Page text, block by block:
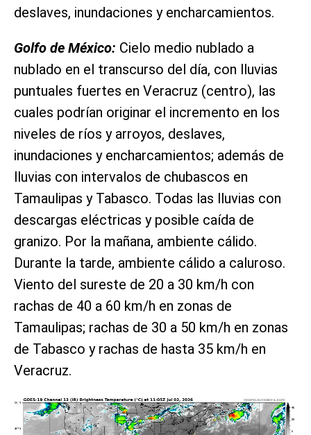
deslaves, inundaciones y encharcamientos.
Golfo de México: Cielo medio nublado a
nublado en el transcurso del día, con lluvias
puntuales fuertes en Veracruz (centro), las
cuales podrían originar el incremento en los
niveles de ríos y arroyos, deslaves,
inundaciones y encharcamientos; además de
lluvias con intervalos de chubascos en
Tamaulipas y Tabasco. Todas las lluvias con
descargas eléctricas y posible caída de
granizo. Por la mañana, ambiente cálido.
Durante la tarde, ambiente cálido a caluroso.
Viento del sureste de 20 a 30 km/h con
rachas de 40 a 60 km/h en zonas de
Tamaulipas; rachas de 30 a 50 km/h en zonas
de Tabasco y rachas de hasta 35 km/h en
Veracruz.